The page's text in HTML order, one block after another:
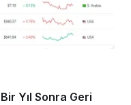
Yıl Sonra Geri